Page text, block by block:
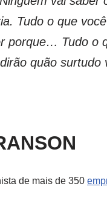
Tudo o que
porque… Tudo o
quão surtudo
de mais de 350